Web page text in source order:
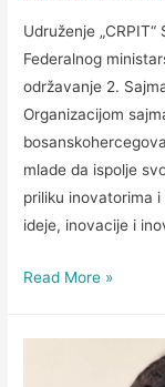
Udruženje
Federalnog
održavanje 2.
Organizacijom
mlade da ispolje
priliku inovatorima
ideje, inovacije i
Read More »